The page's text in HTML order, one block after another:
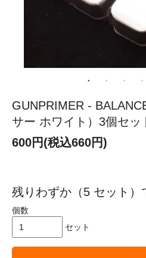
GUNPRIMER -
サー ホワイト）3個セッ
600円(税込660円)
残りわずか（5 セット）
個数
セット